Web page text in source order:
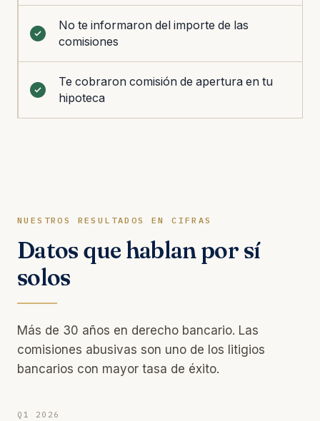
No te informaron del importe de las
comisiones
Te cobraron comisión de apertura en tu
hipoteca
NUESTROS RESULTADOS EN CIFRAS
Datos que hablan por sí
solos
Más de 30 años en derecho bancario. Las
comisiones abusivas son uno de los litigios
bancarios con mayor tasa de éxito.
Q1 2026